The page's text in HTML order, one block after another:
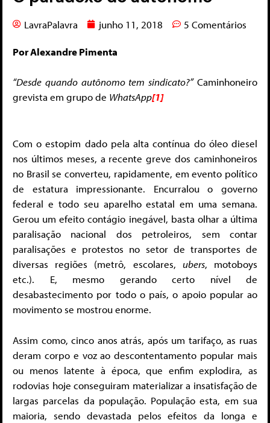
LavraPalavra junho 11, 2018 5 Comentários
Por Alexandre Pimenta
“Desde quando autônomo tem sindicato?” Caminhoneiro
grevista em grupo de WhatsApp[1]
Com o estopim dado pela alta contínua do óleo diesel
nos últimos meses, a recente greve dos caminhoneiros
no Brasil se converteu, rapidamente, em evento político
de estatura impressionante. Encurralou o governo
federal e todo seu aparelho estatal em uma semana.
Gerou um efeito contágio inegável, basta olhar a última
paralisação nacional dos petroleiros, sem contar
paralisações e protestos no setor de transportes de
diversas regiões (metrô, escolares, ubers, motoboys
etc.). E, mesmo gerando certo nível de
desabastecimento por todo o país, o apoio popular ao
movimento se mostrou enorme.
Assim como, cinco anos atrás, após um tarifaço, as ruas
deram corpo e voz ao descontentamento popular mais
ou menos latente à época, que enfim explodira, as
rodovias hoje conseguiram materializar a insatisfação de
largas parcelas da população. População esta, em sua
maioria, sendo devastada pelos efeitos da longa e